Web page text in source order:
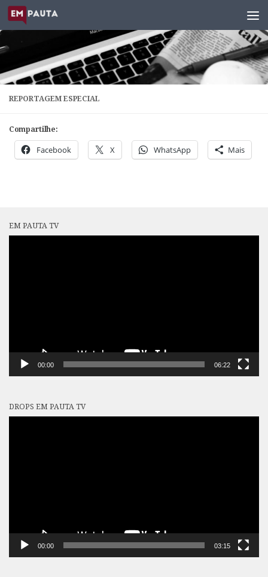
Skip to content
REPORTAGEM ESPECIAL
Compartilhe:
Facebook X WhatsApp Mais
EM PAUTA TV
00:00 06:22
DROPS EM PAUTA TV
00:00 03:15